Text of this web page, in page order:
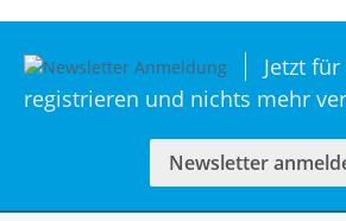
Jetzt
registrieren und nichts mehr
Newsletter